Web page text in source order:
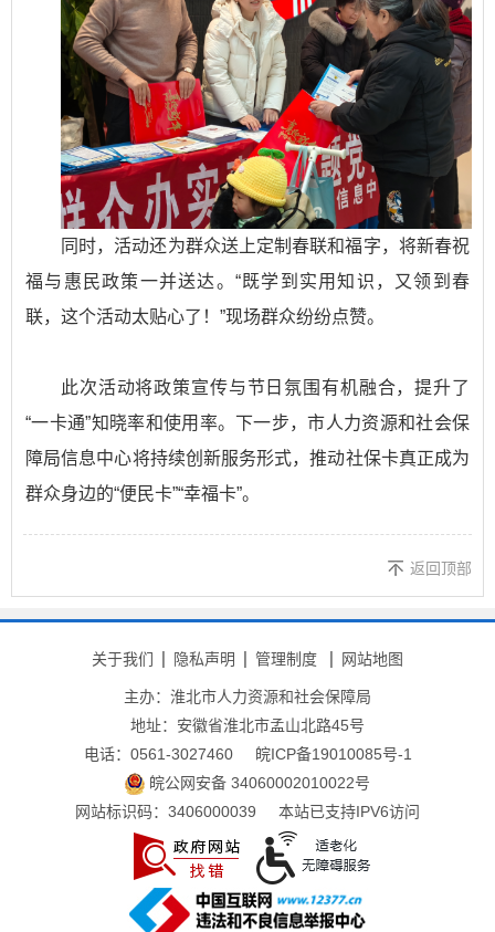
同时，活动还为群众送上定制春联和福字，将新春祝
福与惠民政策一并送达。“既学到实用知识，又领到春
联，这个活动太贴心了！”现场群众纷纷点赞。
此次活动将政策宣传与节日氛围有机融合，提升了
“一卡通”知晓率和使用率。下一步，市人力资源和社会保
障局信息中心将持续创新服务形式，推动社保卡真正成为
群众身边的“便民卡”“幸福卡”。
返回顶部
关于我们 隐私声明 管理制度 网站地图
主办：淮北市人力资源和社会保障局
地址：安徽省淮北市孟山北路45号
电话：0561-3027460
皖ICP备19010085号-1
皖公网安备 34060002010022号
网站标识码：3406000039
本站已支持IPV6访问